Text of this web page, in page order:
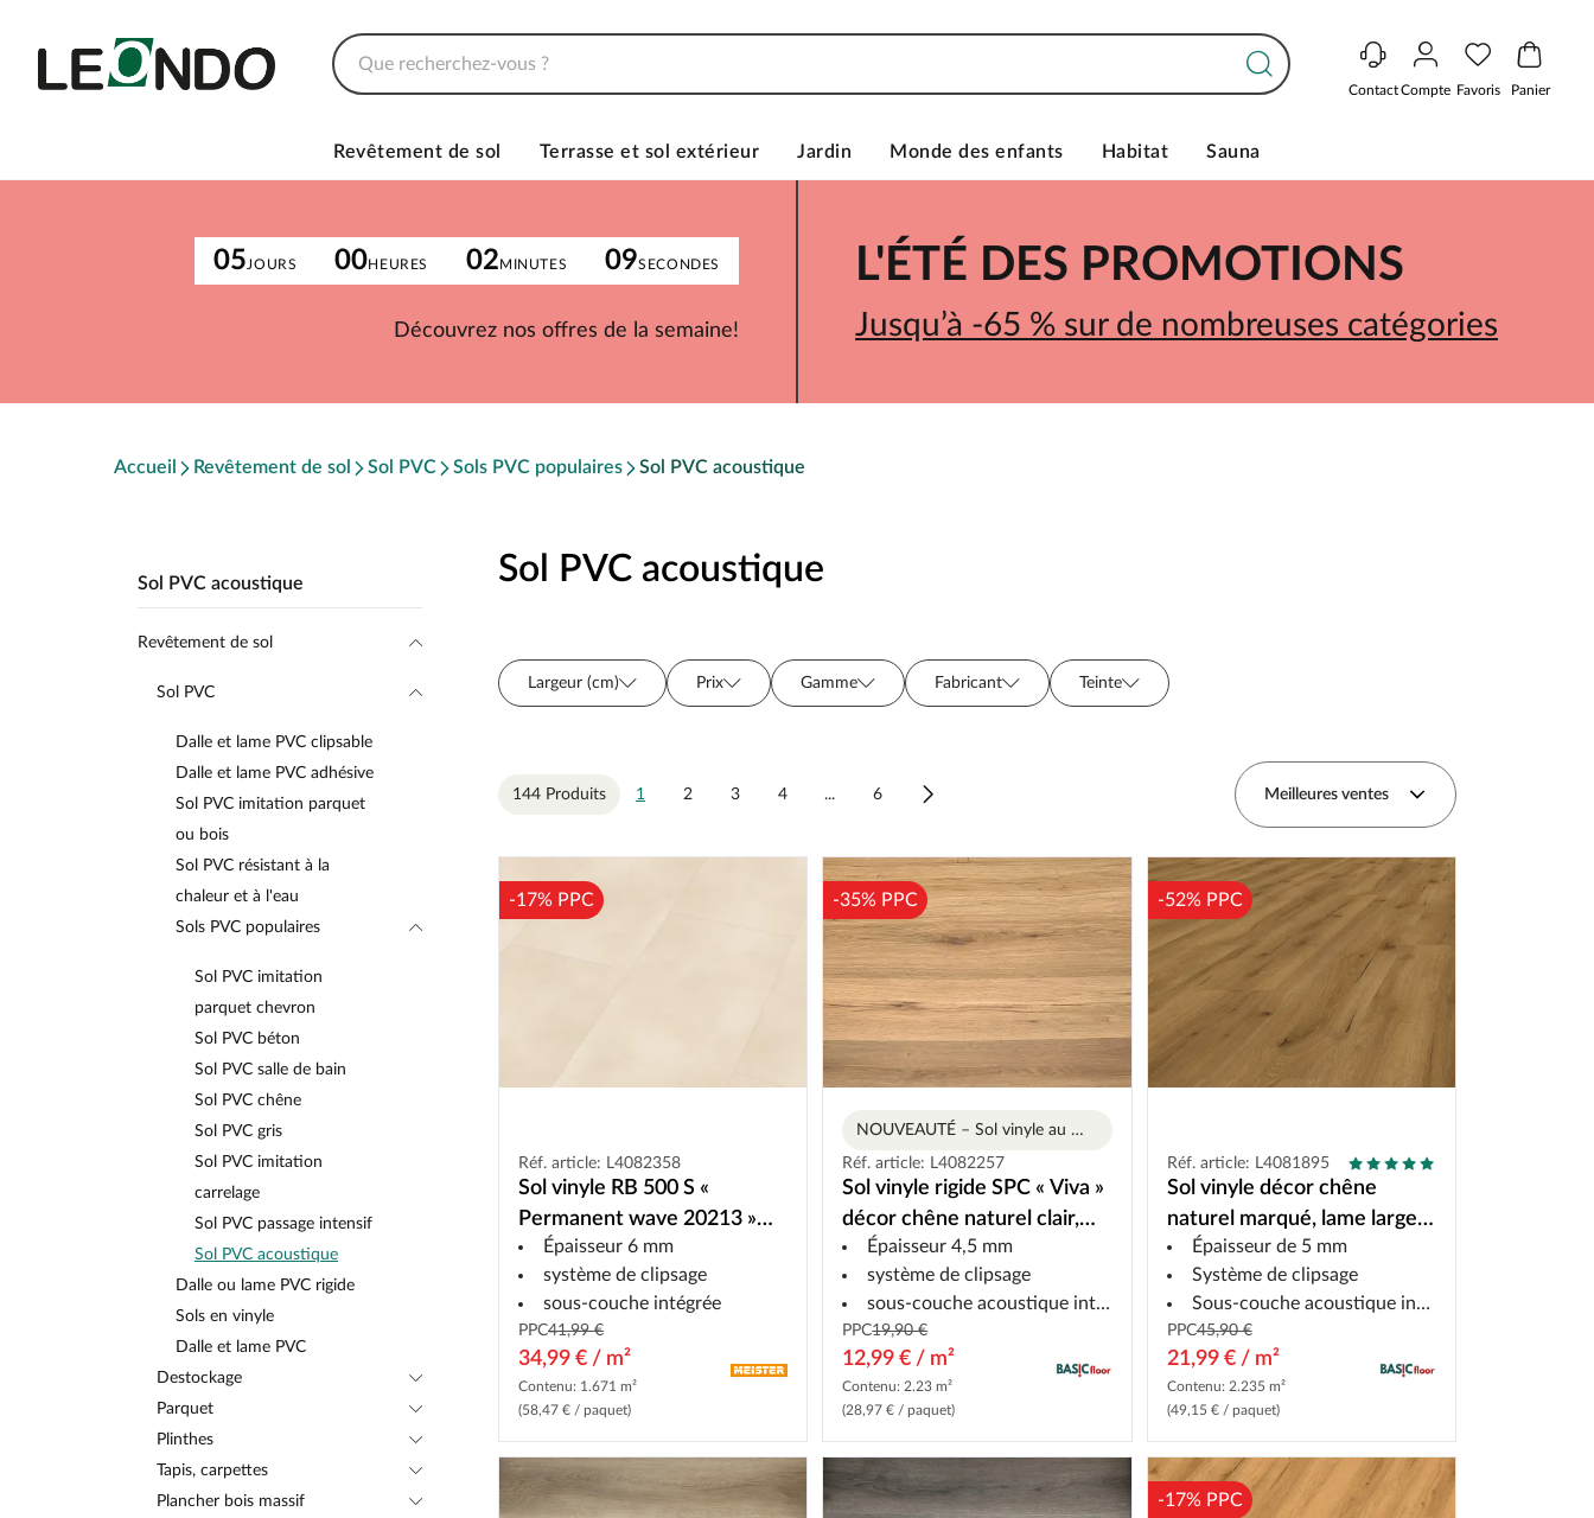
ContactCompte Favoris Panier
Revêtement de sol Terrasse et sol extérieur Jardin Monde des enfants Habitat Sauna
05JOURS 00HEURES 02MINUTES 09SECONDES
Découvrez nos offres de la semaine!
L'ÉTÉ DES PROMOTIONS
Jusqu’à -65 % sur de nombreuses catégories
Accueil Revêtement de sol Sol PVC Sols PVC populaires Sol PVC acoustique
Sol PVC acoustique
Revêtement de sol
Sol PVC
Dalle et lame PVC clipsable
Dalle et lame PVC adhésive
Sol PVC imitation parquet
ou bois
Sol PVC résistant à la
chaleur et à l'eau
Sols PVC populaires
Sol PVC imitation
parquet chevron
Sol PVC béton
Sol PVC salle de bain
Sol PVC chêne
Sol PVC gris
Sol PVC imitation
carrelage
Sol PVC passage intensif
Sol PVC acoustique
Dalle ou lame PVC rigide
Sols en vinyle
Dalle et lame PVC
Destockage
Parquet
Plinthes
Tapis, carpettes
Plancher bois massif
Sol PVC acoustique
Largeur (cm) Prix Gamme Fabricant Teinte
144 Produits 1 2 3 4 ... 6 Meilleures ventes
-17% PPC
Réf. article: L4082358
Sol vinyle RB 500 S «
Permanent wave 20213 »
format dalle
Épaisseur 6 mm
système de clipsage
sous-couche intégrée
PPC41,99 €
34,99 € / m²
Contenu: 1.671 m²
(58,47 € / paquet)
-35% PPC
NOUVEAUTÉ – Sol vinyle au meilleur prix !
Réf. article: L4082257
Sol vinyle rigide SPC « Viva »
décor chêne naturel clair,
lame large
Épaisseur 4,5 mm
système de clipsage
sous-couche acoustique intégrée
PPC19,90 €
12,99 € / m²
Contenu: 2.23 m²
(28,97 € / paquet)
-52% PPC
Réf. article: L4081895
Sol vinyle décor chêne
naturel marqué, lame large,
système de clipsage
Épaisseur de 5 mm
Système de clipsage
Sous-couche acoustique intégrée
PPC45,90 €
21,99 € / m²
Contenu: 2.235 m²
(49,15 € / paquet)
-17% PPC